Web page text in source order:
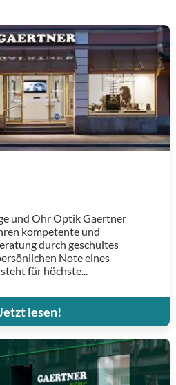
und Ohr Optik Gaertner
kompetente und
durch geschultes
Note eines
für höchste...
lesen!